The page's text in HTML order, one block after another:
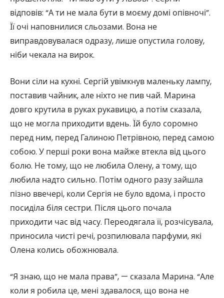
відповів: “А ти не мала бути в моєму домі опівночі”.
Її очі наповнилися сльозами. Вона не
виправдовувалася одразу, лише опустила голову,
ніби чекала на вирок.
Вони сіли на кухні. Сергій увімкнув маленьку лампу,
поставив чайник, але ніхто не пив чай. Марина
довго крутила в руках рукавицю, а потім сказала,
що не могла приходити вдень. Їй було соромно
перед ним, перед Галиною Петрівною, перед самою
собою. У перші роки вона майже втекла від цього
болю. Не тому, що не любила Олену, а тому, що
любила надто сильно. Потім одного разу зайшла
пізно ввечері, коли Сергія не було вдома, і просто
посиділа біля сестри. Після цього почала
приходити час від часу. Переодягала її, розчісувала,
приносила чисті речі, розпилювала парфуми, які
Олена колись обожнювала.
“Я знаю, що не мала права”, — сказала Марина. “Але
коли я робила це, мені здавалося, що вона не